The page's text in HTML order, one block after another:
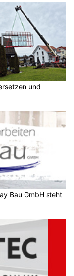
und
Bau GmbH steht